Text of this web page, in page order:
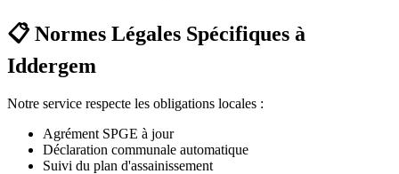
📋 Normes Légales Spécifiques à
Iddergem
Notre service respecte les obligations locales :
Agrément SPGE à jour
Déclaration communale automatique
Suivi du plan d'assainissement